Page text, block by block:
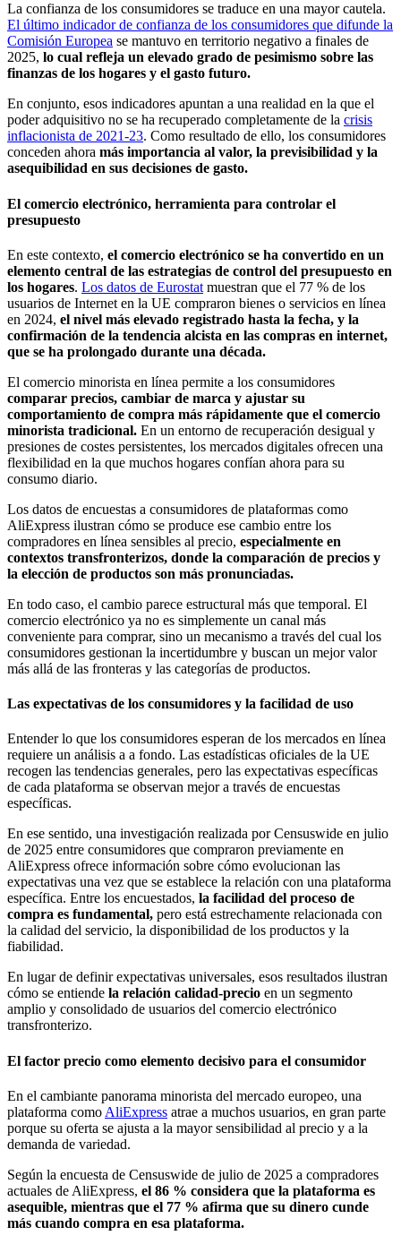
La confianza de los consumidores se traduce en una mayor cautela.
El último indicador de confianza de los consumidores que difunde la
Comisión Europea se mantuvo en territorio negativo a finales de
2025, lo cual refleja un elevado grado de pesimismo sobre las
finanzas de los hogares y el gasto futuro.
En conjunto, esos indicadores apuntan a una realidad en la que el
poder adquisitivo no se ha recuperado completamente de la crisis
inflacionista de 2021-23. Como resultado de ello, los consumidores
conceden ahora más importancia al valor, la previsibilidad y la
asequibilidad en sus decisiones de gasto.
El comercio electrónico, herramienta para controlar el
presupuesto
En este contexto, el comercio electrónico se ha convertido en un
elemento central de las estrategias de control del presupuesto en
los hogares. Los datos de Eurostat muestran que el 77 % de los
usuarios de Internet en la UE compraron bienes o servicios en línea
en 2024, el nivel más elevado registrado hasta la fecha, y la
confirmación de la tendencia alcista en las compras en internet,
que se ha prolongado durante una década.
El comercio minorista en línea permite a los consumidores
comparar precios, cambiar de marca y ajustar su
comportamiento de compra más rápidamente que el comercio
minorista tradicional. En un entorno de recuperación desigual y
presiones de costes persistentes, los mercados digitales ofrecen una
flexibilidad en la que muchos hogares confían ahora para su
consumo diario.
Los datos de encuestas a consumidores de plataformas como
AliExpress ilustran cómo se produce ese cambio entre los
compradores en línea sensibles al precio, especialmente en
contextos transfronterizos, donde la comparación de precios y
la elección de productos son más pronunciadas.
En todo caso, el cambio parece estructural más que temporal. El
comercio electrónico ya no es simplemente un canal más
conveniente para comprar, sino un mecanismo a través del cual los
consumidores gestionan la incertidumbre y buscan un mejor valor
más allá de las fronteras y las categorías de productos.
Las expectativas de los consumidores y la facilidad de uso
Entender lo que los consumidores esperan de los mercados en línea
requiere un análisis a a fondo. Las estadísticas oficiales de la UE
recogen las tendencias generales, pero las expectativas específicas
de cada plataforma se observan mejor a través de encuestas
específicas.
En ese sentido, una investigación realizada por Censuswide en julio
de 2025 entre consumidores que compraron previamente en
AliExpress ofrece información sobre cómo evolucionan las
expectativas una vez que se establece la relación con una plataforma
específica. Entre los encuestados, la facilidad del proceso de
compra es fundamental, pero está estrechamente relacionada con
la calidad del servicio, la disponibilidad de los productos y la
fiabilidad.
En lugar de definir expectativas universales, esos resultados ilustran
cómo se entiende la relación calidad-precio en un segmento
amplio y consolidado de usuarios del comercio electrónico
transfronterizo.
El factor precio como elemento decisivo para el consumidor
En el cambiante panorama minorista del mercado europeo, una
plataforma como AliExpress atrae a muchos usuarios, en gran parte
porque su oferta se ajusta a la mayor sensibilidad al precio y a la
demanda de variedad.
Según la encuesta de Censuswide de julio de 2025 a compradores
actuales de AliExpress, el 86 % considera que la plataforma es
asequible, mientras que el 77 % afirma que su dinero cunde
más cuando compra en esa plataforma.